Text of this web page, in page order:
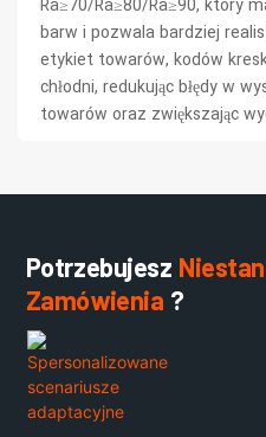
barw i pozwala bardziej
etykiet towarów, kodów
chłodni, redukując błędy w
towarów oraz zwiększając
Potrzebujesz
Zamówienia ?